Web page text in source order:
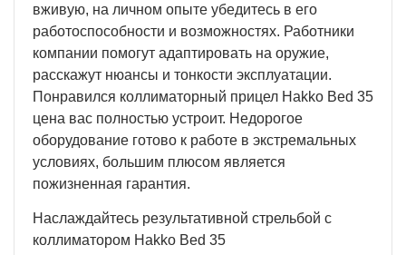
вживую, на личном опыте убедитесь в его
работоспособности и возможностях. Работники
компании помогут адаптировать на оружие,
расскажут нюансы и тонкости эксплуатации.
Понравился коллиматорный прицел Hakko Bed 35
цена вас полностью устроит. Недорогое
оборудование готово к работе в экстремальных
условиях, большим плюсом является
пожизненная гарантия.
Наслаждайтесь результативной стрельбой с
коллиматором Hakko Bed 35